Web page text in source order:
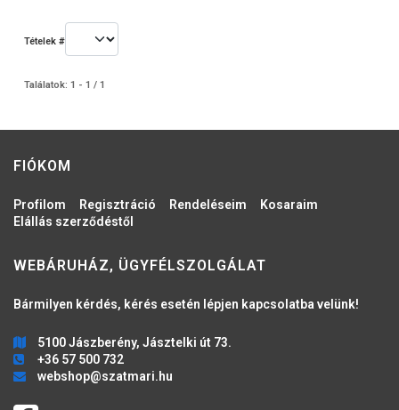
Tételek #
Találatok: 1 - 1 / 1
FIÓKOM
Profilom Regisztráció Rendeléseim
Kosaraim
Elállás szerződéstől
WEBÁRUHÁZ, ÜGYFÉLSZOLGÁLAT
Bármilyen kérdés, kérés esetén lépjen kapcsolatba velünk!
5100 Jászberény, Jásztelki út 73.
+36 57 500 732
webshop@szatmari.hu